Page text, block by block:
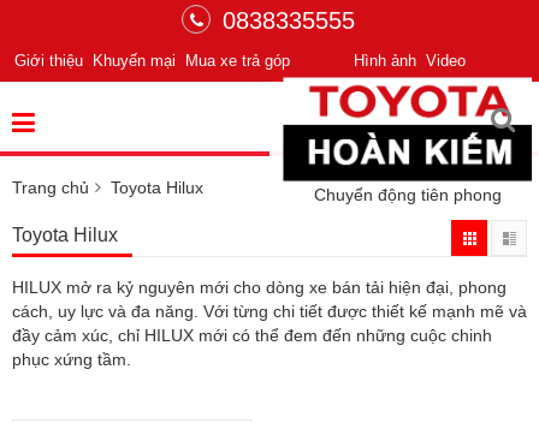
0838335555
Hình ảnh Video
Giới thiệu Khuyến mại Mua xe trả góp
Chuyển động tiên phong
Trang chủ Toyota Hilux
Toyota Hilux
HILUX mở ra kỷ nguyên mới cho dòng xe bán tải hiện đại, phong
cách, uy lực và đa năng. Với từng chi tiết được thiết kế mạnh mẽ và
đầy cảm xúc, chỉ HILUX mới có thể đem đến những cuộc chinh
phục xứng tầm.